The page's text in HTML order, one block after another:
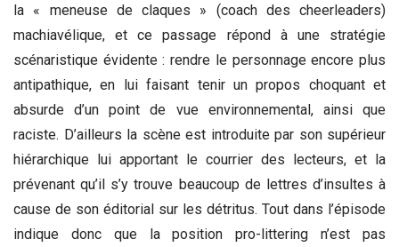
la « meneuse de claques » (coach des cheerleaders)
machiavélique, et ce passage répond à une stratégie
scénaristique évidente : rendre le personnage encore plus
antipathique, en lui faisant tenir un propos choquant et
absurde d’un point de vue environnemental, ainsi que
raciste. D’ailleurs la scène est introduite par son supérieur
hiérarchique lui apportant le courrier des lecteurs, et la
prévenant qu’il s’y trouve beaucoup de lettres d’insultes à
cause de son éditorial sur les détritus. Tout dans l’épisode
indique donc que la position pro-littering n’est pas